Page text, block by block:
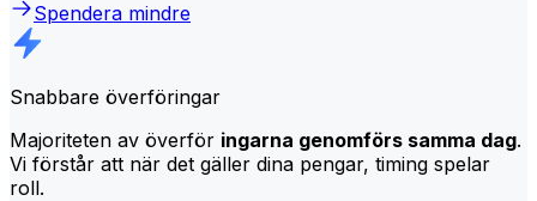
Spendera mindre
Snabbare överföringar
Majoriteten av överför ingarna genomförs samma dag.
Vi förstår att när det gäller dina pengar, timing spelar
roll.